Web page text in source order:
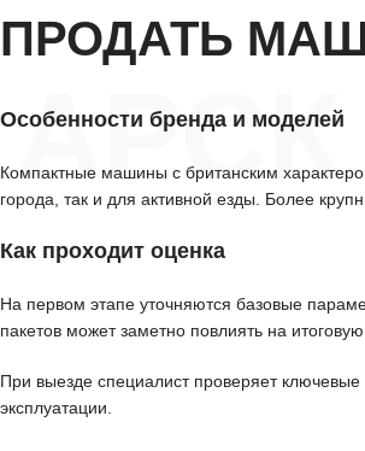
АРСК
ПРОДАТЬ
Особенности бренда и моделей
Компактные машины с британским
города, так и для активной езды. Более
Как проходит оценка
На первом этапе уточняются базовые
пакетов может заметно повлиять на
При выезде специалист проверяет
эксплуатации.